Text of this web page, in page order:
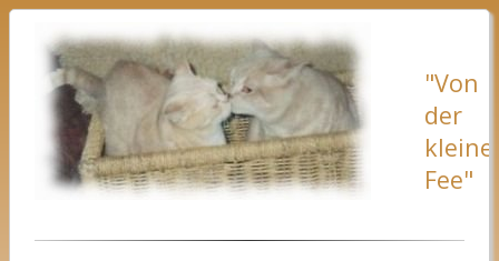
"Von
der
Fee"